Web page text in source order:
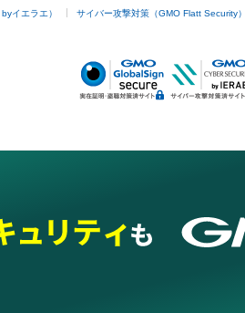
イエラエ） サイバー攻撃対策（GMO Flatt Security）